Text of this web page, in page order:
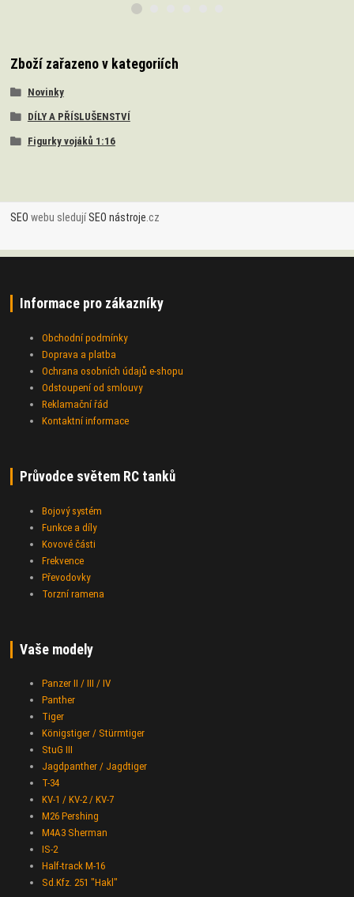
Zboží zařazeno v kategoriích
Novinky
DÍLY A PŘÍSLUŠENSTVÍ
Figurky vojáků 1:16
SEO webu sledujíSEO nástroje .cz
Informace pro zákazníky
Obchodní podmínky
Doprava a platba
Ochrana osobních údajů e-shopu
Odstoupení od smlouvy
Reklamační řád
Kontaktní informace
Průvodce světem RC tanků
Bojový systém
Funkce a díly
Kovové části
Frekvence
Převodovky
Torzní ramena
Vaše modely
Panzer II / III / IV
Panther
Tiger
Königstiger / Stürmtiger
StuG III
Jagdpanther / Jagdtiger
T-34
KV-1 / KV-2 / KV-7
M26 Pershing
M4A3 Sherman
IS-2
Half-track M-16
Sd.Kfz. 251 "Hakl"